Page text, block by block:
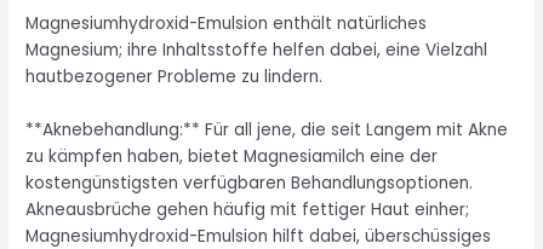
Magnesiumhydroxid-Emulsion enthält natürliches
Magnesium; ihre Inhaltsstoffe helfen dabei, eine Vielzahl
hautbezogener Probleme zu lindern.
**Aknebehandlung:** Für all jene, die seit Langem mit Akne
zu kämpfen haben, bietet Magnesiamilch eine der
kostengünstigsten verfügbaren Behandlungsoptionen.
Akneausbrüche gehen häufig mit fettiger Haut einher;
Magnesiumhydroxid-Emulsion hilft dabei, überschüssiges